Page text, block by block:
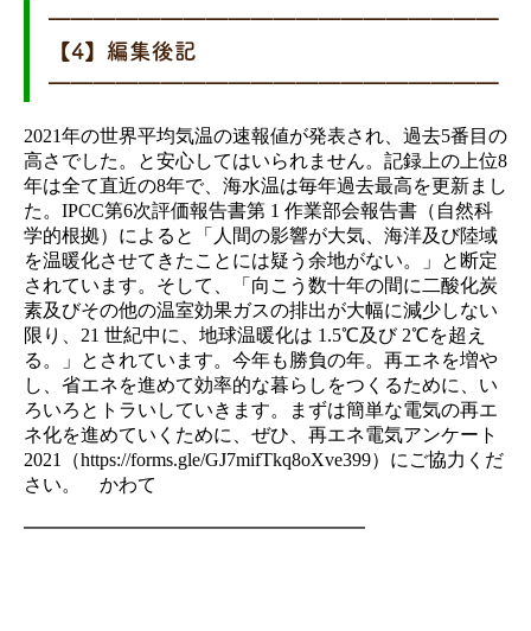
━━━━━━━━━━━━━━━━━━━━
【4】編集後記
━━━━━━━━━━━━━━━━━━━━
2021年の世界平均気温の速報値が発表され、過去5番目の
高さでした。と安心してはいられません。記録上の上位8
年は全て直近の8年で、海水温は毎年過去最高を更新まし
た。IPCC第6次評価報告書第 1 作業部会報告書（自然科
学的根拠）によると「人間の影響が大気、海洋及び陸域
を温暖化させてきたことには疑う余地がない。」と断定
されています。そして、「向こう数十年の間に二酸化炭
素及びその他の温室効果ガスの排出が大幅に減少しない
限り、21 世紀中に、地球温暖化は 1.5℃及び 2℃を超え
る。」とされています。今年も勝負の年。再エネを増や
し、省エネを進めて効率的な暮らしをつくるために、い
ろいろとトラいしていきます。まずは簡単な電気の再エ
ネ化を進めていくために、ぜひ、再エネ電気アンケート
2021（https://forms.gle/GJ7mifTkq8oXve399）にご協力くだ
さい。 かわて
━━━━━━━━━━━━━━━━━━